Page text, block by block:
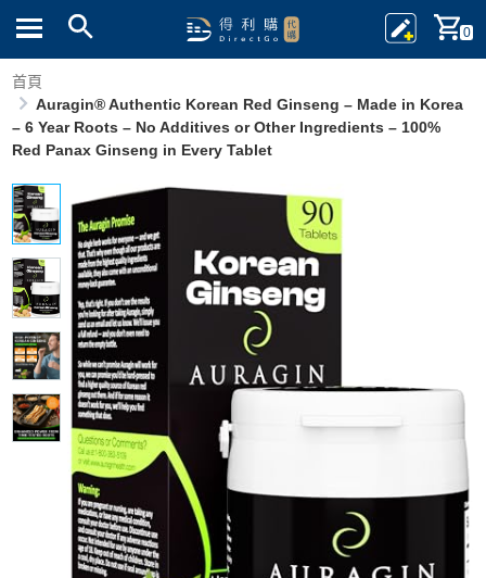
0
首頁
Auragin® Authentic Korean Red Ginseng – Made in Korea
– 6 Year Roots – No Additives or Other Ingredients – 100%
Red Panax Ginseng in Every Tablet